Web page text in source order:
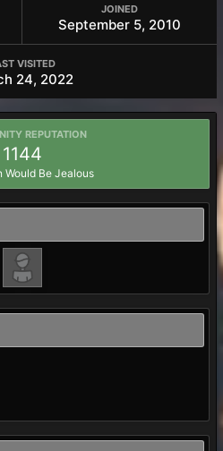
JOINED
September 5, 2010
VISITED
24, 2022
REPUTATION
1144
Would Be Jealous